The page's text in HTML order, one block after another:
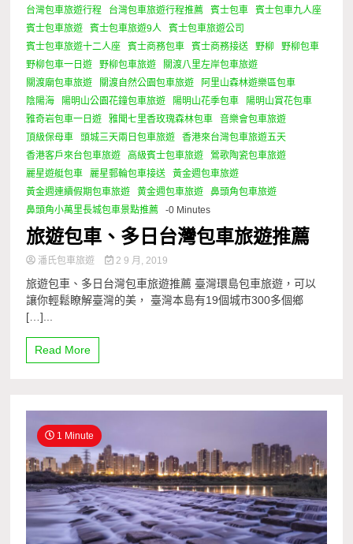
台灣包車旅遊行程
台灣包車旅遊行程推薦 賓士包車
賓士包車九人座
賓士包車旅遊
賓士包車旅遊9人
賓士包車旅遊公司
賓士包車旅遊十二人座
賓士商務包車 賓士商務接送 野柳
野柳包車
野柳包車一日遊
野柳包車旅遊
關渡八里左岸包車旅遊
關渡廟包車旅遊
關渡自然公園包車旅遊
阿里山森林遊樂區包車
陰陽海
陽明山公園花鐘包車旅遊 陽明山花季包車
陽明山賞花包車
雅奇岩包車一日遊
雅聞七里香玫瑰森林包車
音樂會包車旅遊
頂級保母車
頭城三天兩日包車旅遊
香港來台灣包車旅遊五天
香港客戶來台包車旅遊
高級賓士包車旅遊
鶯歌陶瓷包車旅遊
麗星遊艇包車
麗星郵輪包車接送
黃金週包車旅遊
黃金週連續假期包車旅遊
黄金週包車旅遊
鼻頭角包車旅遊
鼻頭角小萬里長城包車景點推薦
-0 Minutes
旅遊包車、多日台灣包車旅遊推薦
潘氏包車旅遊 2 9 月, 2019
旅遊包車、多日台灣包車旅遊推薦 臺灣環島包車旅遊，可以
讓你輕鬆瞭解臺灣的美， 臺灣本島有19個城市300多個鄉
[…]...
Read More
1 Minute